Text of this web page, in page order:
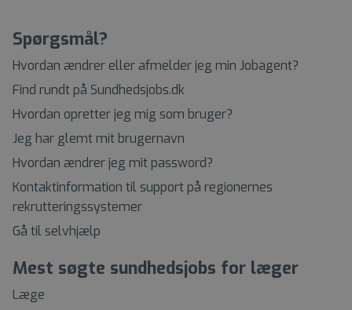
Spørgsmål?
Hvordan ændrer eller afmelder jeg min Jobagent?
Find rundt på Sundhedsjobs.dk
Hvordan opretter jeg mig som bruger?
Jeg har glemt mit brugernavn
Hvordan ændrer jeg mit password?
Kontaktinformation til support på regionernes
rekrutteringssystemer
Gå til selvhjælp
Mest søgte sundhedsjobs for læger
Læge